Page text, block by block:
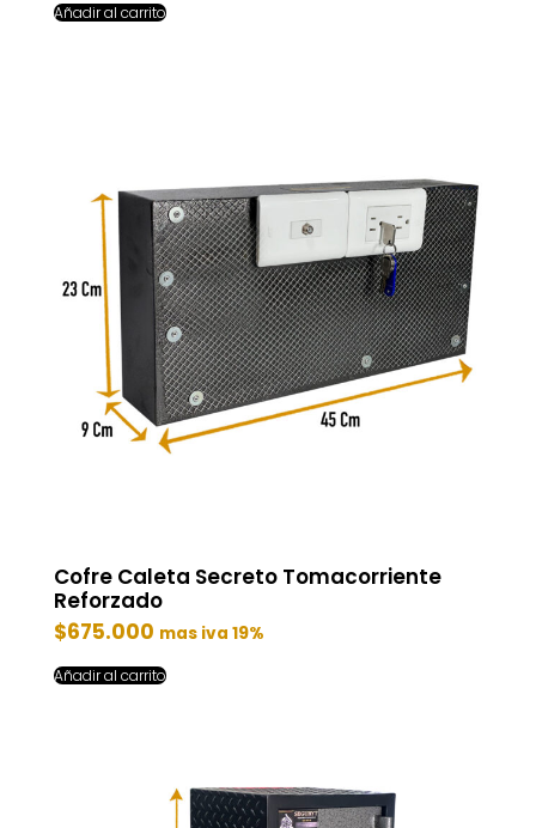
Añadir al carrito
Cofre Caleta Secreto Tomacorriente
Reforzado
$675.000 mas iva 19%
Añadir al carrito